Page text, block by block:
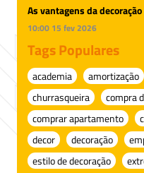
As vantagens da
10:00 15 fev 2026
Tags Populares
academia amortização
churrasqueira
compra
comprar apartamento
decor
decoração
estilo de decoração